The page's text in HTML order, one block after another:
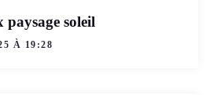
soleil
À 19:28